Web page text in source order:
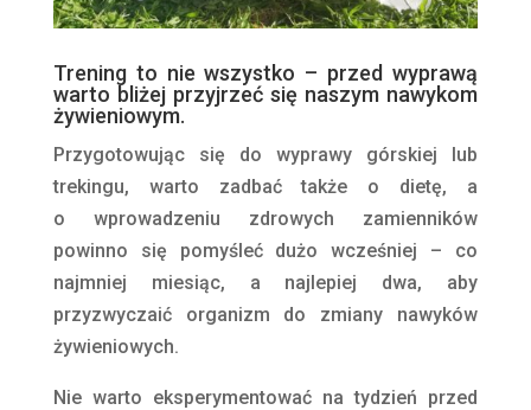
Trening to nie wszystko – przed wyprawą
warto bliżej przyjrzeć się naszym nawykom
żywieniowym.
Przygotowując się do wyprawy górskiej lub
trekingu, warto zadbać także o dietę, a
o wprowadzeniu zdrowych zamienników
powinno się pomyśleć dużo wcześniej – co
najmniej miesiąc, a najlepiej dwa, aby
przyzwyczaić organizm do zmiany nawyków
żywieniowych.
Nie warto eksperymentować na tydzień przed